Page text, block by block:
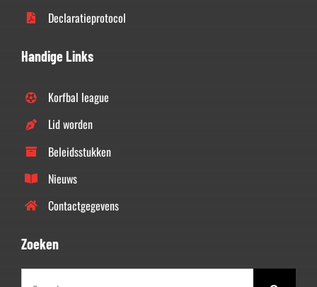
Declaratieprotocol
Handige Links
Korfbal league
Lid worden
Beleidsstukken
Nieuws
Contactgegevens
Zoeken